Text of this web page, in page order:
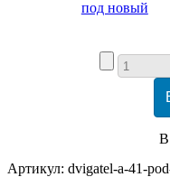
В
Артикул: dvigatel-a-41-